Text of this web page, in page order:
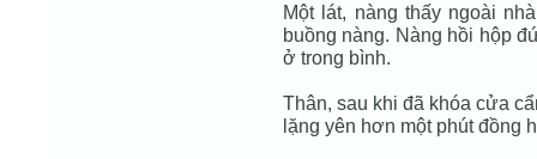
Một lát, nàng thấy ngoài
buồng nàng. Nàng hồi hộp
ở trong bình.
Thân, sau khi đã khóa cửa
lặng yên hơn một phút đồng